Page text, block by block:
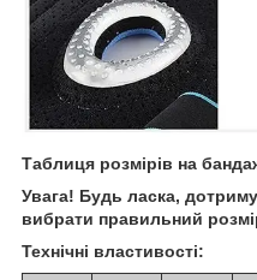
Таблиця розмірів на
Увага! Будь ласка,
вибрати правильний
Технічні властивості: